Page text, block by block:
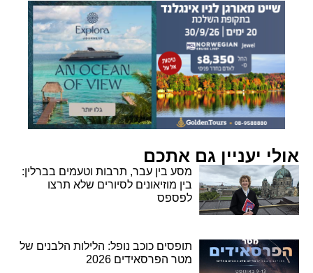
אולי יעניין גם אתכם
מסע בין עבר, תרבות וטעמים בברלין:
בין מוזיאונים לסיורים שלא תרצו
לפספס
תופסים כוכב נופל: הלילות הלבנים של
מטר הפרסאידים 2026